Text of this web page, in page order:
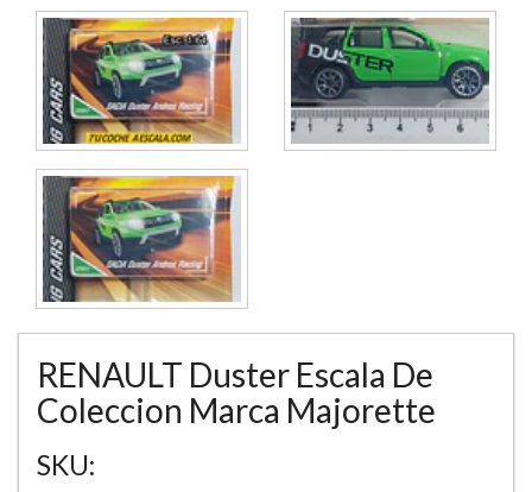
RENAULT Duster Escala De
Coleccion Marca Majorette
SKU: